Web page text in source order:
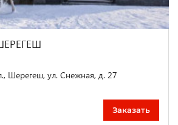
Шерегеш, ул. Снежная, д. 27
Заказать